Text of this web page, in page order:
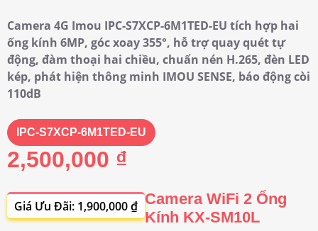
Camera 4G Imou IPC-S7XCP-6M1TED-EU tích hợp hai
ống kính 6MP, góc xoay 355°, hỗ trợ quay quét tự
động, đàm thoại hai chiều, chuẩn nén H.265, đèn LED
kép, phát hiện thông minh IMOU SENSE, báo động còi
110dB
IPC-S7XCP-6M1TED-EU
2,500,000 ₫
Giá Ưu Đãi: 1,900,000 ₫ Camera WiFi 2 Ống
Kính KX-SM10L